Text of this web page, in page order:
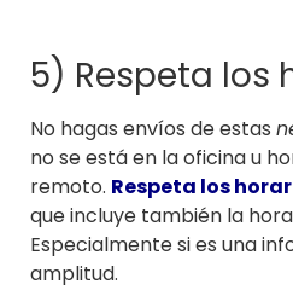
5) Respeta los
No hagas envíos de estas
no se está en la oficina u
remoto. Respeta los
que incluye también la
Especialmente si es una
amplitud.